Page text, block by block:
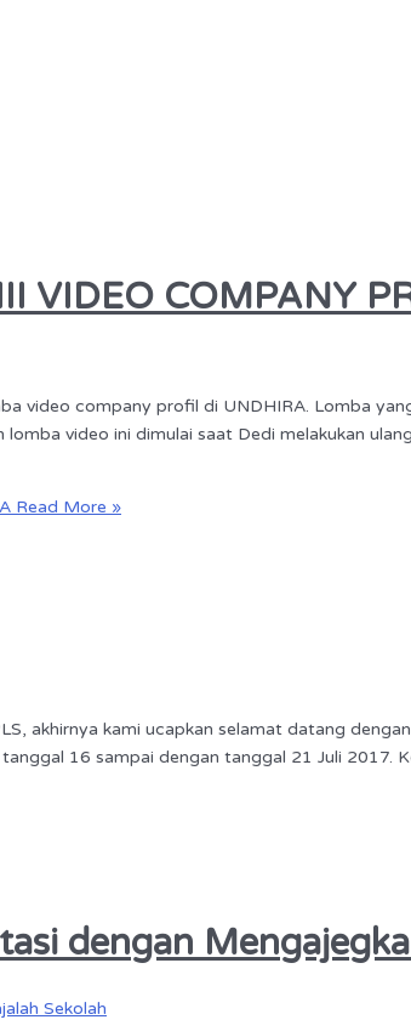
VIDEO COMPANY
video company profil di UNDHIRA. Lomba
video ini dimulai saat Dedi melakukan
Read More »
akhirnya kami ucapkan selamat datang
16 sampai dengan tanggal 21 Juli 2017.
dengan
Sekolah